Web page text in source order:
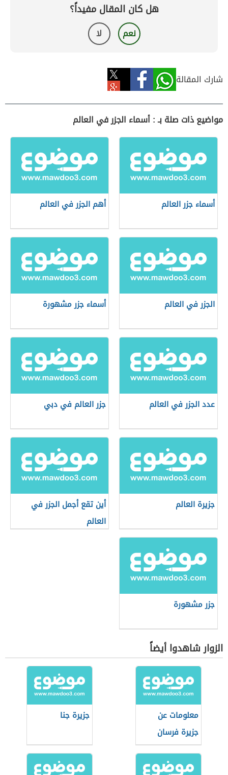
هل كان المقال مفيداً؟
نعم لا
شارك المقالة
مواضيع ذات صلة بـ : أسماء الجزر في العالم
أسماء جزر العالم أهم الجزر في العالم
الجزر في العالم أسماء جزر مشهورة
عدد الجزر في العالم جزر العالم في دبي
جزيرة العالم
أين تقع أجمل الجزر في
العالم
جزر مشهورة
الزوار شاهدوا أيضاً
معلومات عن
جزيرة فرسان
جزيرة جنا